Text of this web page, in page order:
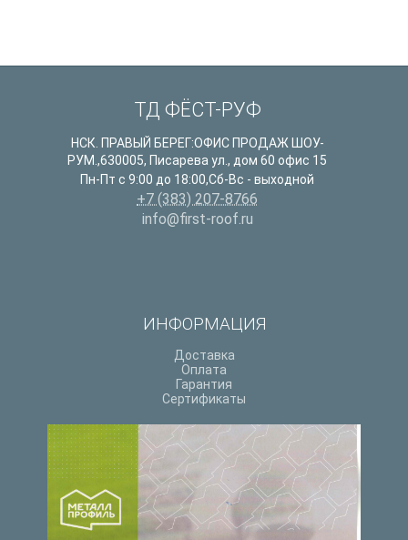
ТД ФЁСТ-РУФ
НСК. ПРАВЫЙ БЕРЕГ:ОФИС ПРОДАЖ ШОУ-
РУМ.,630005, Писарева ул., дом 60 офис 15
Пн-Пт с 9:00 до 18:00,Сб-Вс - выходной
+7 (383) 207-8766
info@first-roof.ru
ИНФОРМАЦИЯ
Доставка
Оплата
Гарантия
Сертификаты